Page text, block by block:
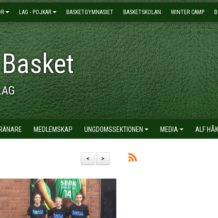
LAG - POJKAR BASKETGYMNASIET BASKETSKOLAN WINTER CAMP
MEDLEMSKAP UNGDOMSSEKTIONEN MEDIA ALF
>
<